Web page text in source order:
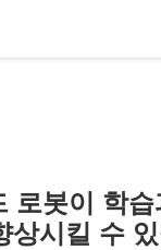
로봇이 학
상시킬 수